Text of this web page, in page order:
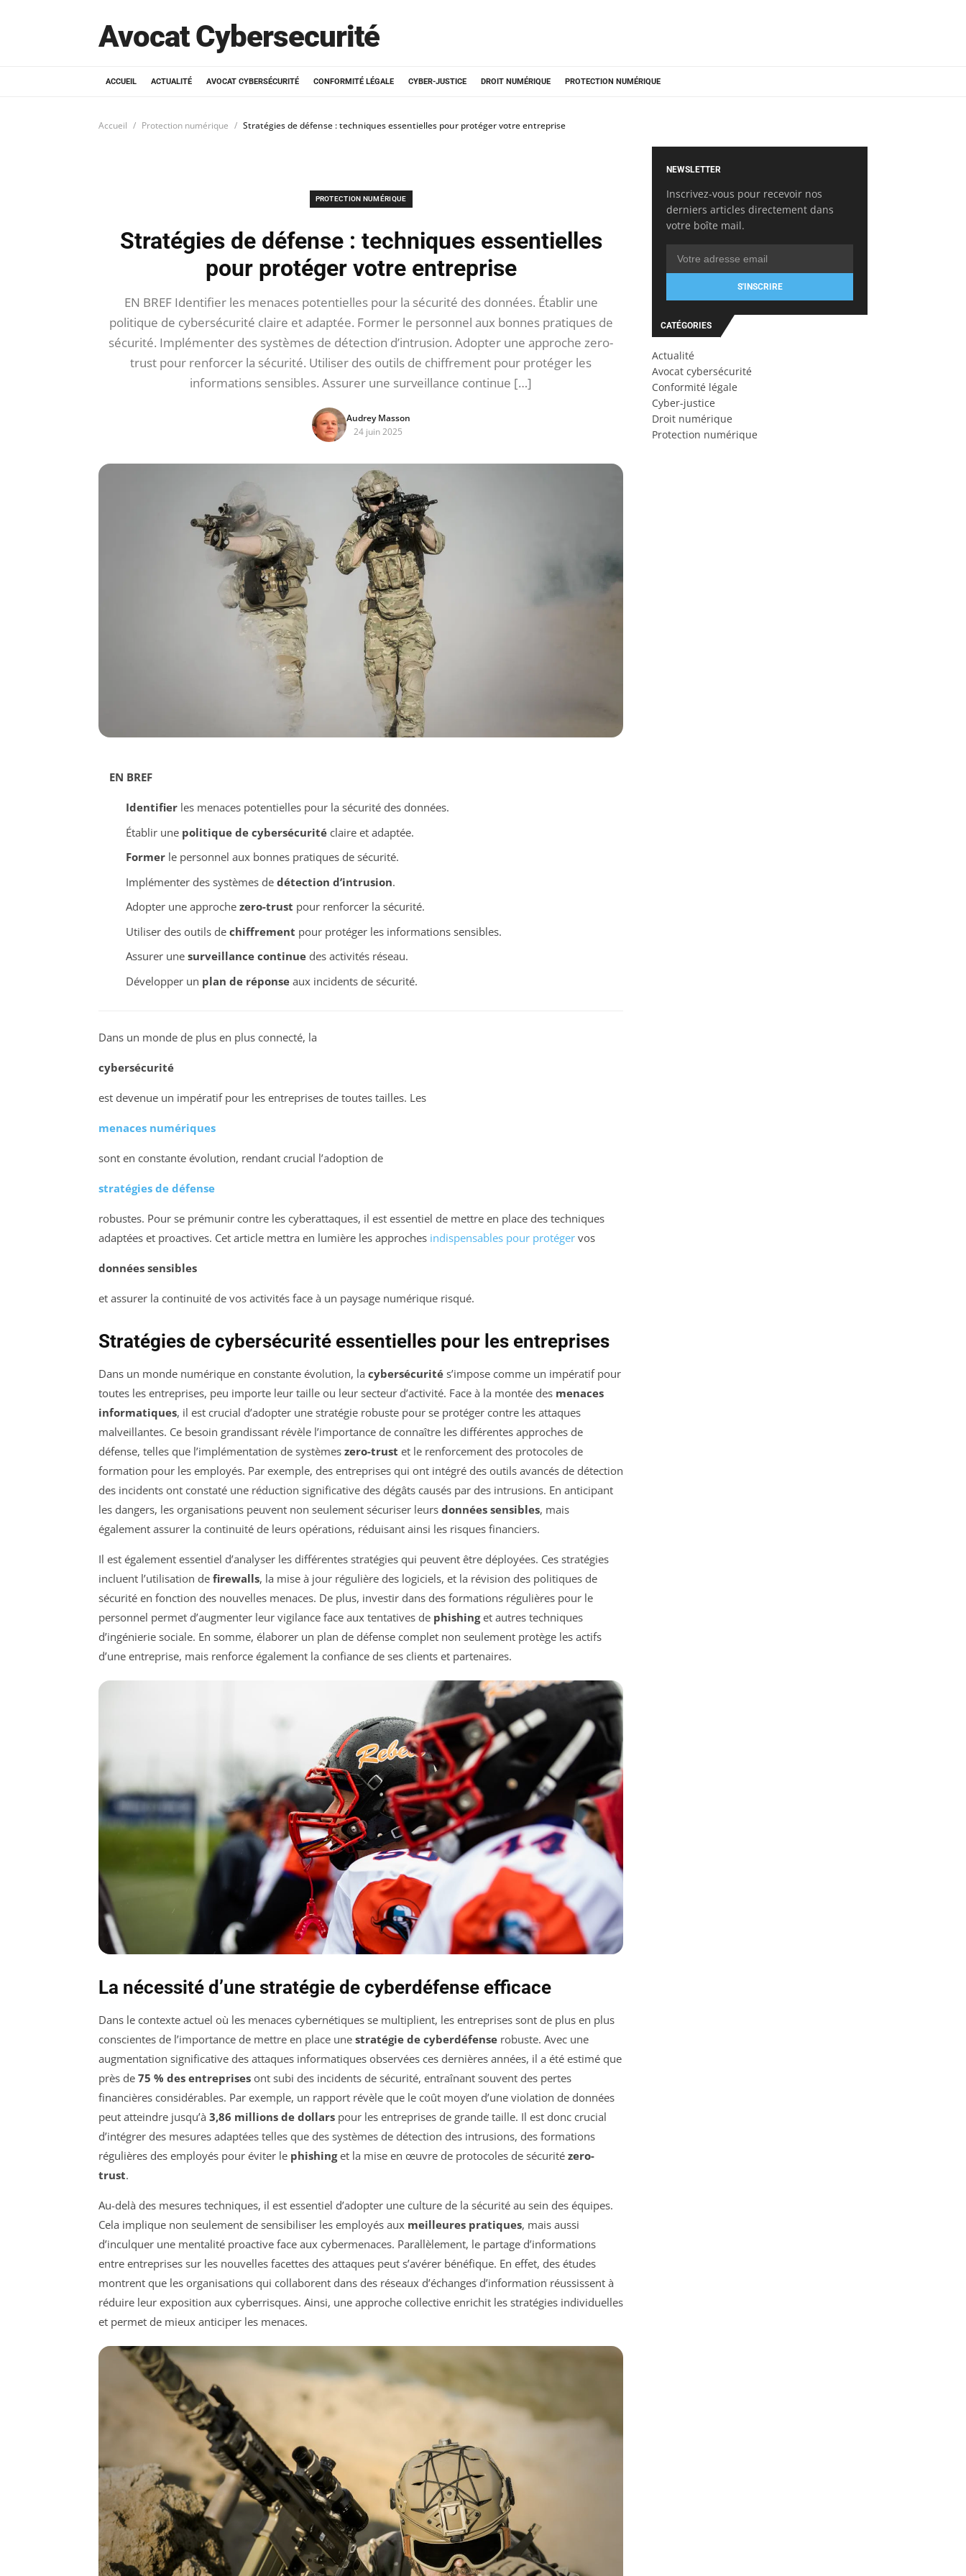
Avocat Cybersecurité
ACCUEIL ACTUALITÉ AVOCAT CYBERSÉCURITÉ CONFORMITÉ LÉGALE CYBER-JUSTICE DROIT NUMÉRIQUE PROTECTION NUMÉRIQUE
Accueil Protection numérique Stratégies de défense : techniques essentielles pour protéger votre entreprise
PROTECTION NUMÉRIQUE
Stratégies de défense : techniques essentielles
pour protéger votre entreprise
EN BREF Identifier les menaces potentielles pour la sécurité des données. Établir une
politique de cybersécurité claire et adaptée. Former le personnel aux bonnes pratiques de
sécurité. Implémenter des systèmes de détection d’intrusion. Adopter une approche zero-
trust pour renforcer la sécurité. Utiliser des outils de chiffrement pour protéger les
informations sensibles. Assurer une surveillance continue […]
Audrey Masson
24 juin 2025
EN BREF
Identifierles menaces potentielles pour la sécurité des données.
Établir une politique de cybersécuritéclaire et adaptée.
Formerle personnel aux bonnes pratiques de sécurité.
Implémenter des systèmes de détection d’intrusion.
Adopter une approche zero-trust pour renforcer la sécurité.
Utiliser des outils de chiffrement pour protéger les informations sensibles.
Assurer une surveillance continuedes activités réseau.
Développer un plan de réponseaux incidents de sécurité.
Dans un monde de plus en plus connecté, la
cybersécurité
est devenue un impératif pour les entreprises de toutes tailles. Les
menaces numériques
sont en constante évolution, rendant crucial l’adoption de
stratégies de défense
robustes. Pour se prémunir contre les cyberattaques, il est essentiel de mettre en place des techniques
adaptées et proactives. Cet article mettra en lumière les approches indispensables pour protéger vos
données sensibles
et assurer la continuité de vos activités face à un paysage numérique risqué.
Stratégies de cybersécurité essentielles pour les entreprises
Dans un monde numérique en constante évolution, la cybersécurité s’impose comme un impératif pour
toutes les entreprises, peu importe leur taille ou leur secteur d’activité. Face à la montée des menaces
informatiques, il est crucial d’adopter une stratégie robuste pour se protéger contre les attaques
malveillantes. Ce besoin grandissant révèle l’importance de connaître les différentes approches de
défense, telles que l’implémentation de systèmes zero-trust et le renforcement des protocoles de
formation pour les employés. Par exemple, des entreprises qui ont intégré des outils avancés de détection
des incidents ont constaté une réduction significative des dégâts causés par des intrusions. En anticipant
les dangers, les organisations peuvent non seulement sécuriser leurs données sensibles, mais
également assurer la continuité de leurs opérations, réduisant ainsi les risques financiers.
Il est également essentiel d’analyser les différentes stratégies qui peuvent être déployées. Ces stratégies
incluent l’utilisation de firewalls, la mise à jour régulière des logiciels, et la révision des politiques de
sécurité en fonction des nouvelles menaces. De plus, investir dans des formations régulières pour le
personnel permet d’augmenter leur vigilance face aux tentatives de phishinget autres techniques
d’ingénierie sociale. En somme, élaborer un plan de défense complet non seulement protège les actifs
d’une entreprise, mais renforce également la confiance de ses clients et partenaires.
La nécessité d’une stratégie de cyberdéfense efficace
Dans le contexte actuel où les menaces cybernétiques se multiplient, les entreprises sont de plus en plus
conscientes de l’importance de mettre en place une stratégie de cyberdéfense robuste. Avec une
augmentation significative des attaques informatiques observées ces dernières années, il a été estimé que
près de 75 % des entreprises ont subi des incidents de sécurité, entraînant souvent des pertes
financières considérables. Par exemple, un rapport révèle que le coût moyen d’une violation de données
peut atteindre jusqu’à 3,86 millions de dollars pour les entreprises de grande taille. Il est donc crucial
d’intégrer des mesures adaptées telles que des systèmes de détection des intrusions, des formations
régulières des employés pour éviter le phishinget la mise en œuvre de protocoles de sécurité zero-
trust.
Au-delà des mesures techniques, il est essentiel d’adopter une culture de la sécurité au sein des équipes.
Cela implique non seulement de sensibiliser les employés aux meilleures pratiques, mais aussi
d’inculquer une mentalité proactive face aux cybermenaces. Parallèlement, le partage d’informations
entre entreprises sur les nouvelles facettes des attaques peut s’avérer bénéfique. En effet, des études
montrent que les organisations qui collaborent dans des réseaux d’échanges d’information réussissent à
réduire leur exposition aux cyberrisques. Ainsi, une approche collective enrichit les stratégies individuelles
et permet de mieux anticiper les menaces.
NEWSLETTER
Inscrivez-vous pour recevoir nos
derniers articles directement dans
votre boîte mail.
S'INSCRIRE
CATÉGORIES
Actualité
Avocat cybersécurité
Conformité légale
Cyber-justice
Droit numérique
Protection numérique